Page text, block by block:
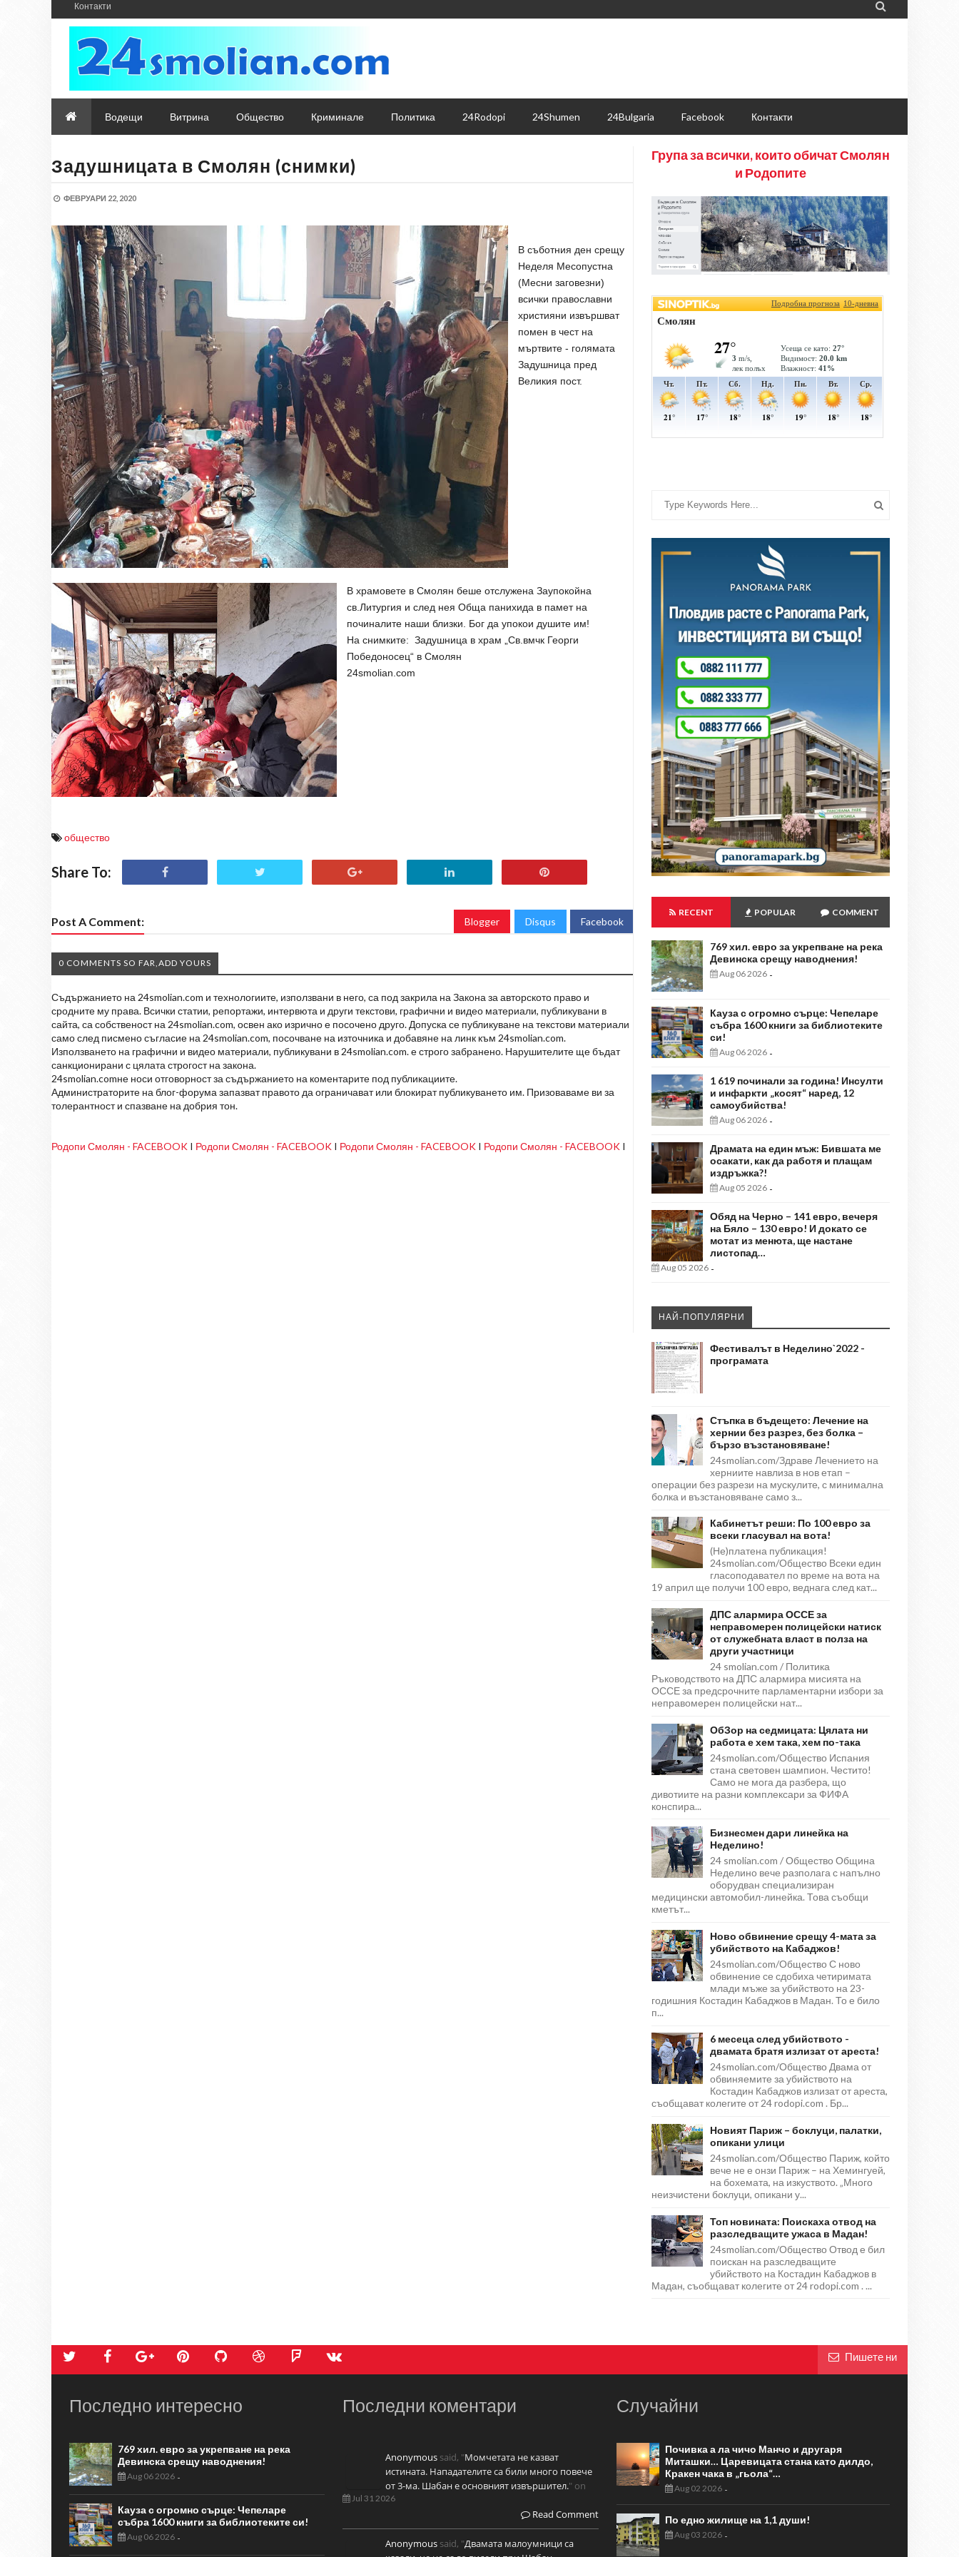
Контакти 
Водещи Витрина Общество Криминале Политика 24Rodopi 24Shumen 24Bulgaria Facebook Контакти
Задушницата в Смолян (снимки)
ФЕВРУАРИ 22, 2020
В съботния ден срещу
Неделя Месопустна
(Месни заговезни)
всички православни
християни извършват
помен в чест на
мъртвите - голямата
Задушница пред
Великия пост.
В храмовете в Смолян беше отслужена Заупокойна
св.Литургия и след нея Обща панихида в памет на
починалите наши близки. Бог да упокои душите им!
На снимките: Задушница в храм „Св.вмчк Георги
Победоносец“ в Смолян
24smolian.com
общество
Share To:
Post A Comment: Blogger Disqus Facebook
0 COMMENTS SO FAR,ADD YOURS
Съдържанието на 24smolian.com и технологиите, използвани в него, са под закрила на Закона за авторското право и
сродните му права. Всички статии, репортажи, интервюта и други текстови, графични и видео материали, публикувани в
сайта, са собственост на 24smolian.com, освен ако изрично е посочено друго. Допуска се публикуване на текстови материали
само след писмено съгласие на 24smolian.com, посочване на източника и добавяне на линк към 24smolian.com.
Използването на графични и видео материали, публикувани в 24smolian.com. е строго забранено. Нарушителите ще бъдат
санкционирани с цялата строгост на закона.
24smolian.comне носи отговорност за съдържанието на коментарите под публикациите.
Администраторите на блог-форума запазват правото да ограничават или блокират публикуването им. Призоваваме ви за
толерантност и спазване на добрия тон.
Родопи Смолян - FACEBOOK I Родопи Смолян - FACEBOOK I Родопи Смолян - FACEBOOK I Родопи Смолян - FACEBOOK I
Група за всички, които обичат Смолян
и Родопите
RECENT POPULAR COMMENT
769 хил. евро за укрепване на река
Девинска срещу наводнения!
Aug 06 2026 -
Кауза с огромно сърце: Чепеларе
събра 1600 книги за библиотеките
си!
Aug 06 2026 -
1 619 починали за година! Инсулти
и инфаркти „косят“ наред, 12
самоубийства!
Aug 06 2026 -
Драмата на един мъж: Бившата ме
осакати, как да работя и плащам
издръжка?!
Aug 05 2026 -
Обяд на Черно – 141 евро, вечеря
на Бяло – 130 евро! И докато се
мотат из менюта, ще настане
листопад…
Aug 05 2026 -
НАЙ-ПОПУЛЯРНИ
Фестивалът в Неделино`2022 -
програмата
Стъпка в бъдещето: Лечение на
хернии без разрез, без болка –
бързо възстановяване!
24smolian.com/Здраве Лечението на
херниите навлиза в нов етап –
операции без разрези на мускулите, с минимална
болка и възстановяване само з...
Кабинетът реши: По 100 евро за
всеки гласувал на вота!
(Не)платена публикация!
24smolian.com/Общество Всеки един
гласоподавател по време на вота на
19 април ще получи 100 евро, веднага след кат...
ДПС алармира ОССЕ за
неправомерен полицейски натиск
от служебната власт в полза на
други участници
24 smolian.com / Политика
Ръководството на ДПС алармира мисията на
ОССЕ за предсрочните парламентарни избори за
неправомерен полицейски нат...
ОбЗор на седмицата: Цялата ни
работа е хем така, хем по-така
24smolian.com/Общество Испания
стана световен шампион. Честито!
Само не мога да разбера, що
дивотиите на разни комплексари за ФИФА
конспира...
Бизнесмен дари линейка на
Неделино!
24 smolian.com / Общество Община
Неделино вече разполага с напълно
оборудван специализиран
медицински автомобил-линейка. Това съобщи
кметът...
Ново обвинение срещу 4-мата за
убийството на Кабаджов!
24smolian.com/Общество С ново
обвинение се сдобиха четиримата
млади мъже за убийството на 23-
годишния Костадин Кабаджов в Мадан. То е било
п...
6 месеца след убийството -
двамата братя излизат от ареста!
24smolian.com/Общество Двама от
обвиняемите за убийството на
Костадин Кабаджов излизат от ареста,
съобщават колегите от 24 rodopi.com . Бр...
Новият Париж – боклуци, палатки,
опикани улици
24smolian.com/Общество Париж, който
вече не е онзи Париж – на Хемингуей,
на бохемата, на изкуството. „Много
неизчистени боклуци, опикани у...
Топ новината: Поискаха отвод на
разследващите ужаса в Мадан!
24smolian.com/Общество Отвод е бил
поискан на разследващите
убийството на Костадин Кабаджов в
Мадан, съобщават колегите от 24 rodopi.com . ...
Пишете ни
Последно интересно
769 хил. евро за укрепване на река
Девинска срещу наводнения!
Aug 06 2026 -
Кауза с огромно сърце: Чепеларе
събра 1600 книги за библиотеките си!
Aug 06 2026 -
Последни коментари
Anonymous said, "Момчетата не казват
истината. Нападателите са били много повече
от 3-ма. Шабан е основният извършител." on
Jul 31 2026
Read Comment
Anonymous said, "Двамата малоумници са
Случайни
Почивка а ла чичо Манчо и другаря
Миташки… Царевицата стана като дилдо,
Кракен чака в „гьола“…
Aug 02 2026-
По едно жилище на 1,1 души!
Aug 03 2026-